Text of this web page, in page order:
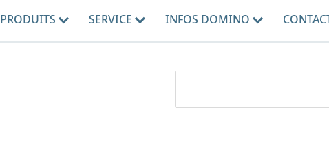
PRODUITS SERVICE INFOS DOMINO